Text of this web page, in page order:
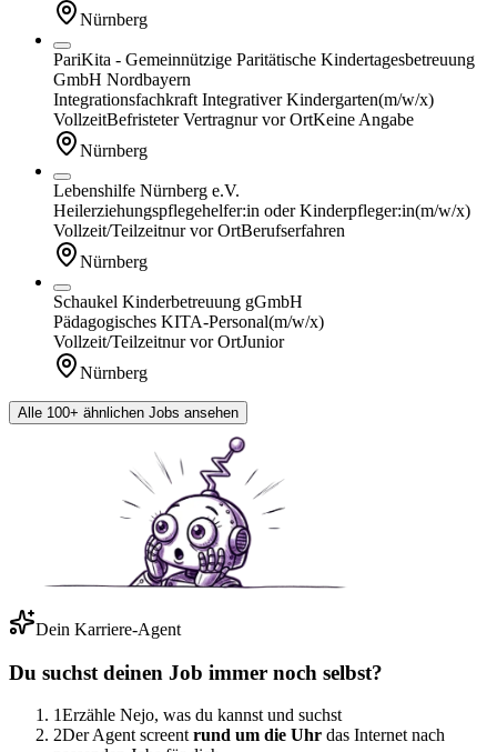
Nürnberg
PariKita - Gemeinnützige Paritätische Kindertagesbetreuung
GmbH Nordbayern
Integrationsfachkraft Integrativer Kindergarten(m/w/x)
VollzeitBefristeter Vertragnur vor OrtKeine Angabe
Nürnberg
Lebenshilfe Nürnberg e.V.
Heilerziehungspflegehelfer:in oder Kinderpfleger:in(m/w/x)
Vollzeit/Teilzeitnur vor OrtBerufserfahren
Nürnberg
Schaukel Kinderbetreuung gGmbH
Pädagogisches KITA-Personal(m/w/x)
Vollzeit/Teilzeitnur vor OrtJunior
Nürnberg
Alle 100+ ähnlichen Jobs ansehen
Dein Karriere-Agent
Du suchst deinen Job immer noch selbst?
1Erzähle Nejo, was du kannst und suchst
2Der Agent screent rund um die Uhr das Internet nach